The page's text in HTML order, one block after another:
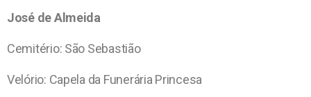
José de Almeida
Cemitério: São Sebastião
Velório: Capela da Funerária Princesa